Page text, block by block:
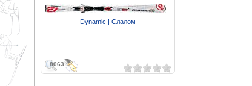
8063
Dynamic | Слалом